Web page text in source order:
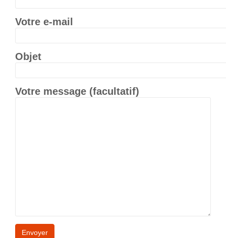
Votre e-mail
Objet
Votre message (facultatif)